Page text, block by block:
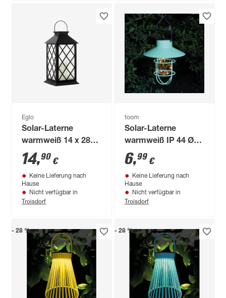
Eglo
Solar-Laterne
warmweiß 14 x 28
cm
14,90 €
Keine Lieferung nach
Hause
Nicht verfügbar in
Troisdorf
toom
Solar-Laterne
warmweiß IP 44 Ø
18 x 20 cm
6,99 €
Keine Lieferung nach
Hause
Nicht verfügbar in
Troisdorf
- 28 % - 28 %